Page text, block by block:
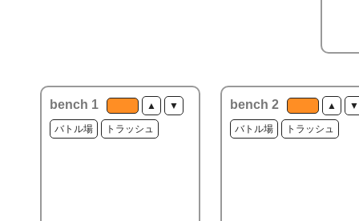
bench 1 ▲ ▼
バトル場 トラッシュ
bench 2 ▲ ▼
バトル場 トラッシュ